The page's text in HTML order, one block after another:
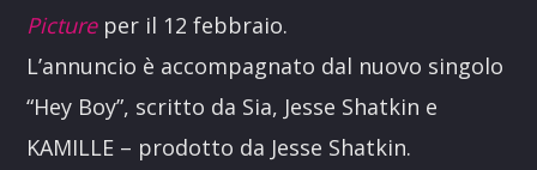
Picture per il 12 febbraio.
L’annuncio è accompagnato dal nuovo singolo
“Hey Boy”, scritto da Sia, Jesse Shatkin e
KAMILLE – prodotto da Jesse Shatkin.